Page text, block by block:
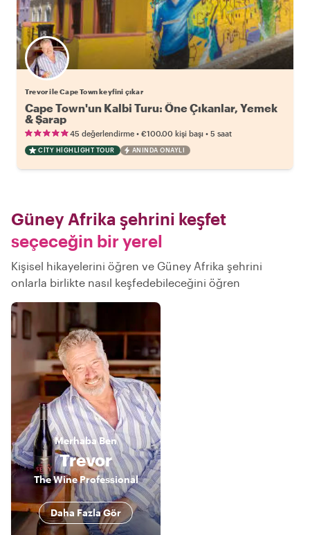
Trevor ile Cape Town keyfini çıkar
Cape Town'un Kalbi Turu: Öne Çıkanlar, Yemek
& Şarap
45 değerlendirme • €100.00 kişi başı • 5 saat
CITY HIGHLIGHT TOUR ANINDA ONAYLI
Güney Afrika şehrini keşfet
seçeceğin bir yerel
Kişisel hikayelerini öğren ve Güney Afrika şehrini
onlarla birlikte nasıl keşfedebileceğini öğren
MerhabaBen
Trevor
The Wine Professional
Daha Fazla Gör